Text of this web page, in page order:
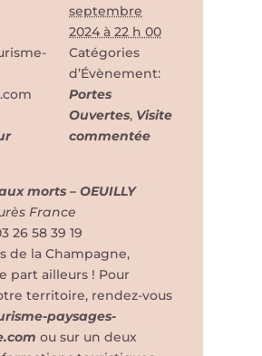
septembre
2024 à 22 h 00
Catégories
d’Évènement:
Portes
Ouvertes, Visite
commentée
morts – OEUILLY
France
26 58 39 19
de la Champagne,
part ailleurs ! Pour
territoire, rendez-vous
paysages-
ou sur un deux